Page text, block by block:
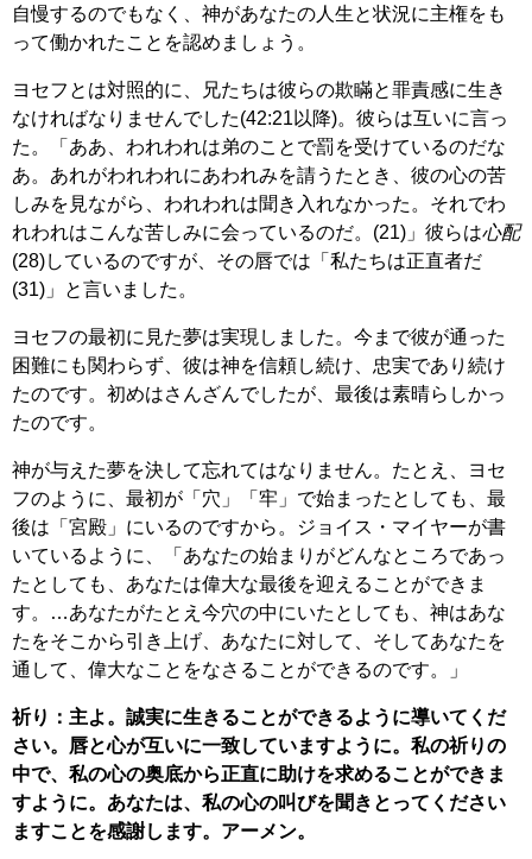
自慢するのでもなく、神があなたの人生と状況に主権をも
って働かれたことを認めましょう。
ヨセフとは対照的に、兄たちは彼らの欺瞞と罪責感に生き
なければなりませんでした(42:21以降)。彼らは互いに言っ
た。「ああ、われわれは弟のことで罰を受けているのだな
あ。あれがわれわれにあわれみを請うたとき、彼の心の苦
しみを見ながら、われわれは聞き入れなかった。それでわ
れわれはこんな苦しみに会っているのだ。(21)」彼らは心配
(28)しているのですが、その唇では「私たちは正直者だ
(31)」と言いました。
ヨセフの最初に見た夢は実現しました。今まで彼が通った
困難にも関わらず、彼は神を信頼し続け、忠実であり続け
たのです。初めはさんざんでしたが、最後は素晴らしかっ
たのです。
神が与えた夢を決して忘れてはなりません。たとえ、ヨセ
フのように、最初が「穴」「牢」で始まったとしても、最
後は「宮殿」にいるのですから。ジョイス・マイヤーが書
いているように、「あなたの始まりがどんなところであっ
たとしても、あなたは偉大な最後を迎えることができま
す。…あなたがたとえ今穴の中にいたとしても、神はあな
たをそこから引き上げ、あなたに対して、そしてあなたを
通して、偉大なことをなさることができるのです。」
祈り：主よ。誠実に生きることができるように導いてくだ
さい。唇と心が互いに一致していますように。私の祈りの
中で、私の心の奥底から正直に助けを求めることができま
すように。あなたは、私の心の叫びを聞きとってください
ますことを感謝します。アーメン。